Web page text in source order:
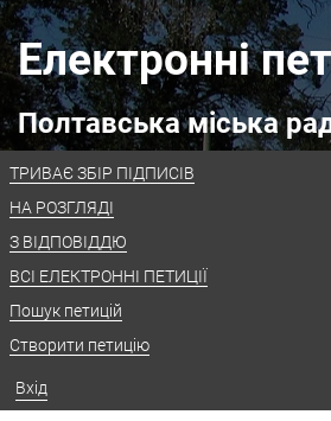
Електронні
Полтавська міська
ТРИВАЄ ЗБІР ПІДПИСІВ
НА РОЗГЛЯДІ
З ВІДПОВІДДЮ
ВСІ ЕЛЕКТРОННІ ПЕТИЦІЇ
Пошук петицій
Створити петицію
Вхід